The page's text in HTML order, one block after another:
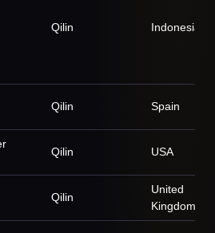
Qilin Indonesia
Qilin Spain
Qilin USA
Qilin
United
Kingdom